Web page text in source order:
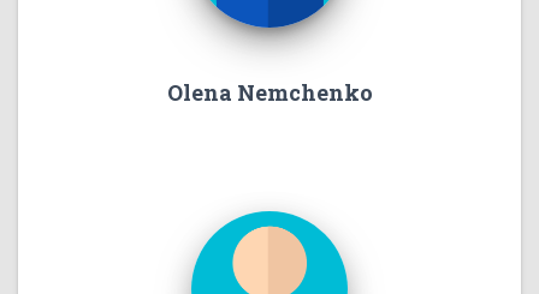
Olena Nemchenko